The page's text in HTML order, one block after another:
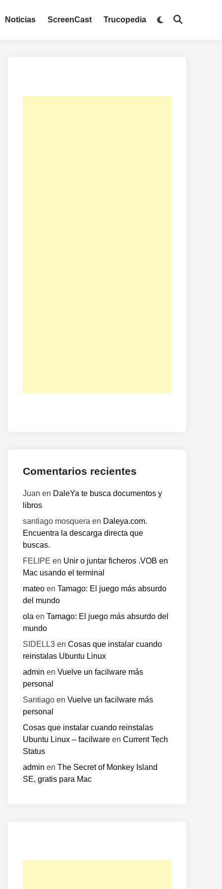
Noticias ScreenCast Trucopedia
Comentarios recientes
Juan en DaleYa te busca documentos y
libros
santiago mosquera en Daleya.com.
Encuentra la descarga directa que
buscas.
FELIPE en Unir o juntar ficheros .VOB en
Mac usando el terminal
mateo en Tamago: El juego más absurdo
del mundo
ola en Tamago: El juego más absurdo del
mundo
SIDELL3 en Cosas que instalar cuando
reinstalas Ubuntu Linux
admin en Vuelve un facilware más
personal
Santiago en Vuelve un facilware más
personal
Cosas que instalar cuando reinstalas
Ubuntu Linux – facilware en Current Tech
Status
admin en The Secret of Monkey Island
SE, gratis para Mac